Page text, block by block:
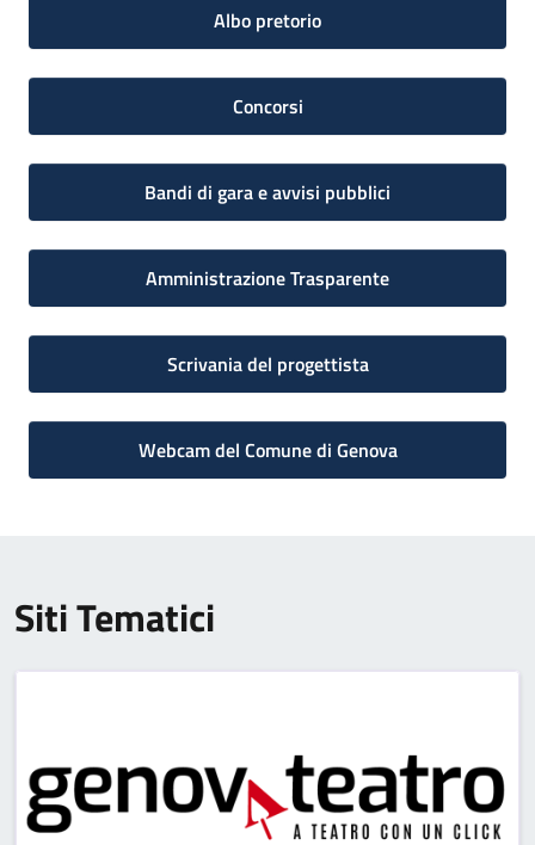
Albo pretorio
Concorsi
Bandi di gara e avvisi pubblici
Amministrazione Trasparente
Scrivania del progettista
Webcam del Comune di Genova
Siti Tematici